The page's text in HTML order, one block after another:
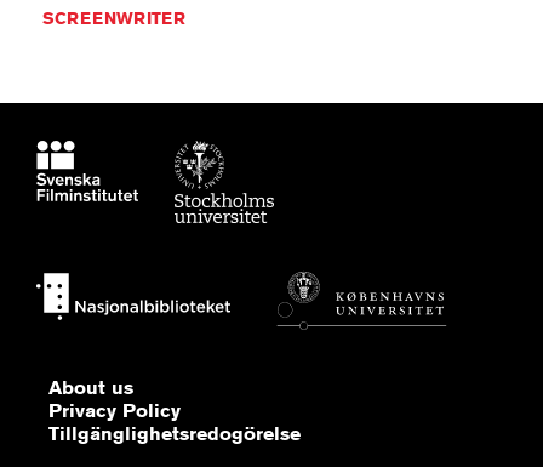
SCREENWRITER
About us
Privacy Policy
Tillgänglighetsredogörelse